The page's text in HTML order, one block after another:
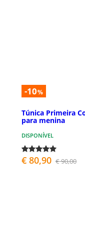
-10%
Túnica Primeira
para menina
DISPONÍVEL
€ 80,90 € 90,00